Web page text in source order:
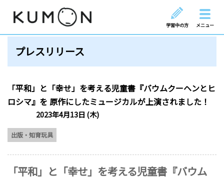
学習中の方 メニュー
プレスリリース
「平和」と「幸せ」を考える児童書『バウムクーヘンとヒ
ロシマ』を 原作にしたミュージカルが上演されました！
2023年4月13日 (木)
出版・知育玩具
「平和」と「幸せ」を考える児童書『バウム